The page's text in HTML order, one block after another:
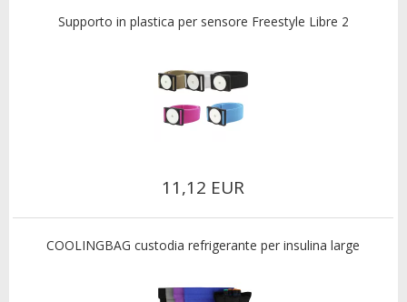
Supporto in plastica per sensore Freestyle Libre 2
11,12 EUR
COOLINGBAG custodia refrigerante per insulina large